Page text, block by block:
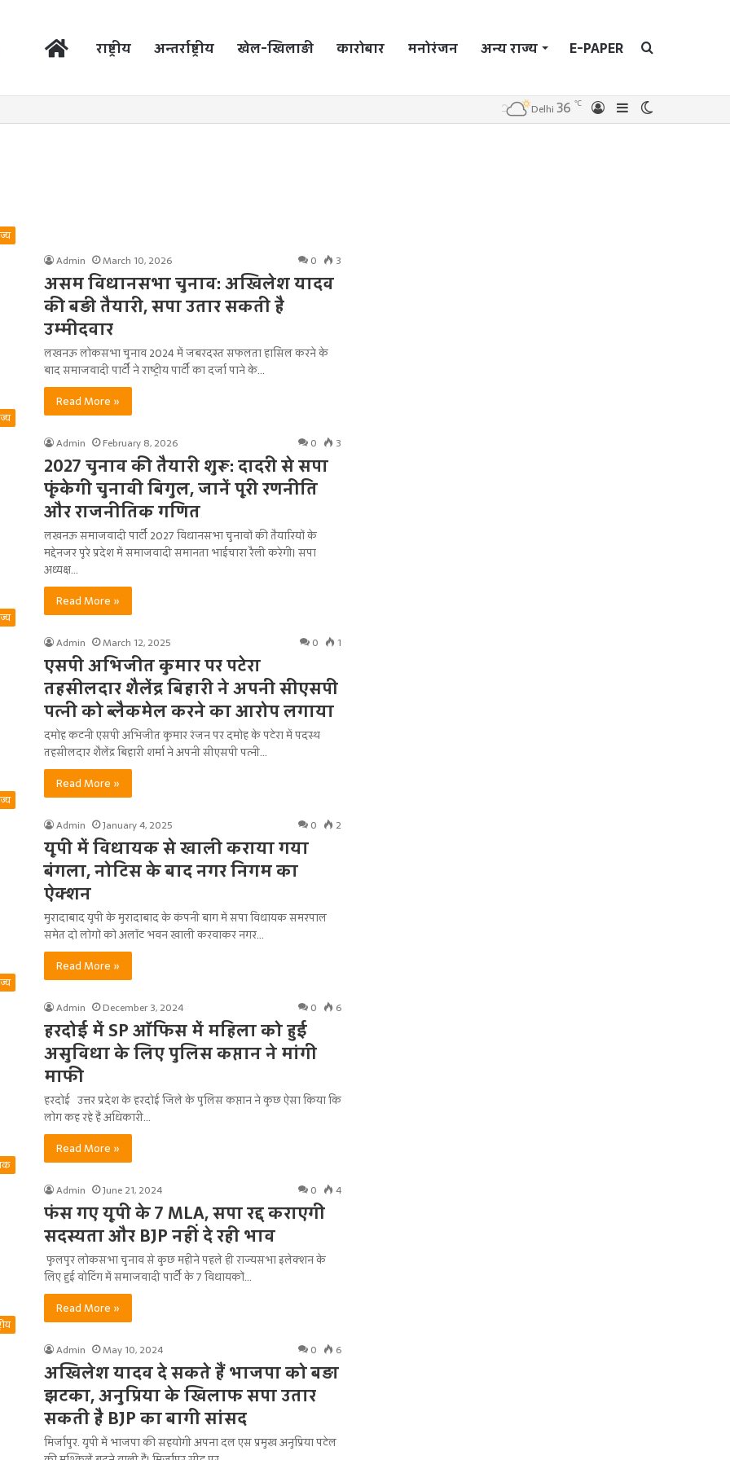
राष्ट्रीय अन्तर्राष्ट्रीय खेल-खिलाड़ी कारोबार मनोरंजन अन्य राज्य E-PAPER Search
Sidebar
Log
Delhi 36 ℃
Admin
March 10, 2026 0 3
असम विधानसभा चुनाव: अखिलेश यादव
की बड़ी तैयारी, सपा उतार सकती है
उम्मीदवार
लखनऊ लोकसभा चुनाव 2024 में जबरदस्‍त सफलता हासिल करने के
बाद समाजवादी पार्टी ने राष्‍ट्रीय पार्टी का दर्जा पाने के…
Read More »
Admin
February 8, 2026 0 3
2027 चुनाव की तैयारी शुरू: दादरी से सपा
फूंकेगी चुनावी बिगुल, जानें पूरी रणनीति
और राजनीतिक गणित
लखनऊ समाजवादी पार्टी 2027 विधानसभा चुनावों की तैयारियों के
मद्देनजर पूरे प्रदेश में समाजवादी समानता भाईचारा रैली करेगी। सपा
अध्यक्ष…
Read More »
Admin
March 12, 2025 0 1
एसपी अभिजीत कुमार पर पटेरा
तहसीलदार शैलेंद्र बिहारी ने अपनी सीएसपी
पत्नी को ब्लैकमेल करने का आरोप लगाया
दमोह कटनी एसपी अभिजीत कुमार रंजन पर दमोह के पटेरा में पदस्थ
तहसीलदार शैलेंद्र बिहारी शर्मा ने अपनी सीएसपी पत्नी…
Read More »
Admin
January 4, 2025 0 2
यूपी में विधायक से खाली कराया गया
बंगला, नोटिस के बाद नगर निगम का
ऐक्शन
मुरादाबाद यूपी के मुरादाबाद के कंपनी बाग में सपा विधायक समरपाल
समेत दो लोगों को अलॉट भवन खाली करवाकर नगर…
Read More »
Admin
December 3, 2024 0 6
हरदोई में SP ऑफिस में महिला को हुई
असुविधा के लिए पुलिस कप्तान ने मांगी
माफी
हरदोई उत्तर प्रदेश के हरदोई जिले के पुलिस कप्तान ने कुछ ऐसा किया कि
लोग कह रहे हैं अधिकारी…
Read More »
Admin
June 21, 2024 0 4
फंस गए यूपी के 7 MLA, सपा रद्द कराएगी
सदस्यता और BJP नहीं दे रही भाव
फूलपुर लोकसभा चुनाव से कुछ महीने पहले ही राज्यसभा इलेक्शन के
लिए हुई वोटिंग में समाजवादी पार्टी के 7 विधायकों…
Read More »
Admin
May 10, 2024 0 6
अखिलेश यादव दे सकते हैं भाजपा को बड़ा
झटका, अनुप्रिया के खिलाफ सपा उतार
सकती है BJP का बागी सांसद
मिर्जापुर. यूपी में भाजपा की सहयोगी अपना दल एस प्रमुख अनुप्रिया पटेल